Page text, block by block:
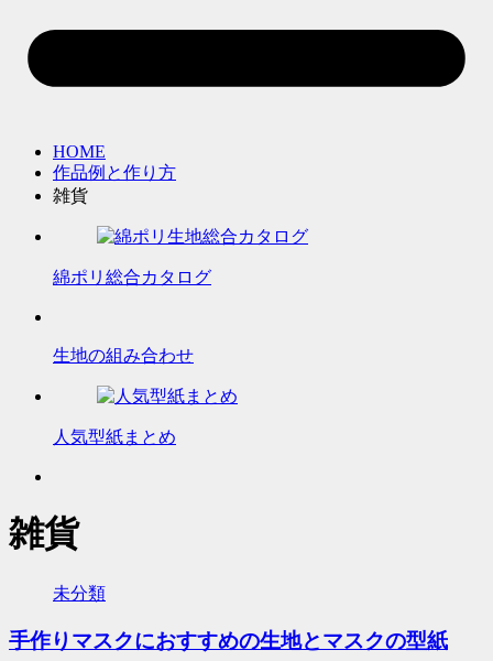
HOME
作品例と作り方
雑貨
綿ポリ総合カタログ
生地の組み合わせ
人気型紙まとめ
雑貨
未分類
手作りマスクにおすすめの生地とマスクの型紙